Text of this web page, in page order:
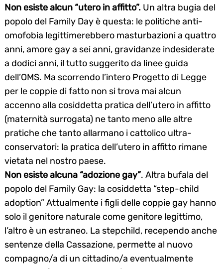
Non esiste alcun “utero in affitto”. Un altra bugia del
popolo del Family Day è questa: le politiche anti-
omofobia legittimerebbero masturbazioni a quattro
anni, amore gay a sei anni, gravidanze indesiderate
a dodici anni, il tutto suggerito da linee guida
dell’OMS. Ma scorrendo l’intero Progetto di Legge
per le coppie di fatto non si trova mai alcun
accenno alla cosiddetta pratica dell’utero in affitto
(maternità surrogata) ne tanto meno alle altre
pratiche che tanto allarmano i cattolico ultra-
conservatori: la pratica dell’utero in affitto rimane
vietata nel nostro paese.
Non esiste alcuna “adozione gay”. Altra bufala del
popolo del Family Gay: la cosiddetta “step-child
adoption” Attualmente i figli delle coppie gay hanno
solo il genitore naturale come genitore legittimo,
l’altro è un estraneo. La stepchild, recependo anche
sentenze della Cassazione, permette al nuovo
compagno/a di un cittadino/a eventualmente